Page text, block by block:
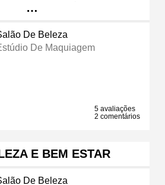
…
De Beleza
De Maquiagem
5 avaliações
2 comentários
E BEM ESTAR
De Beleza